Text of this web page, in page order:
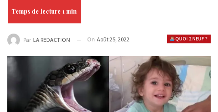
QUOI 2 NEUF ?
Par LA REDACTION On Août 25, 2022